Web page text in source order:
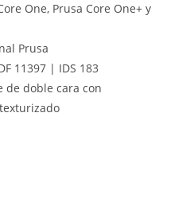
One, Prusa Core One+ y
Prusa
11397 | IDS 183
de doble cara con